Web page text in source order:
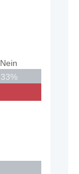
Nein
33%